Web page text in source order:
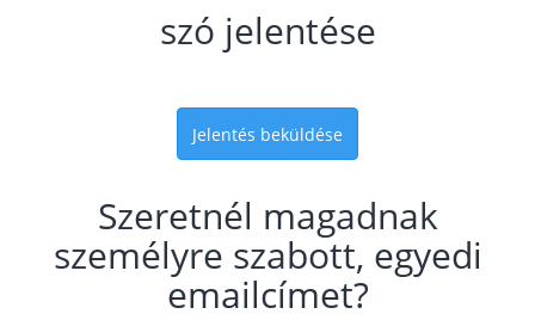
szó jelentése
Jelentés beküldése
Szeretnél magadnak
személyre szabott, egyedi
emailcímet?